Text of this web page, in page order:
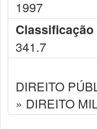
1997
Classificação
341.7
DIREITO
» DIREITO